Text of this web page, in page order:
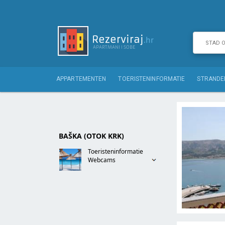
APPARTEMENTEN TOERISTENINFORMATIE
BAŠKA (OTOK KRK)
Toeristeninformatie
Webcams